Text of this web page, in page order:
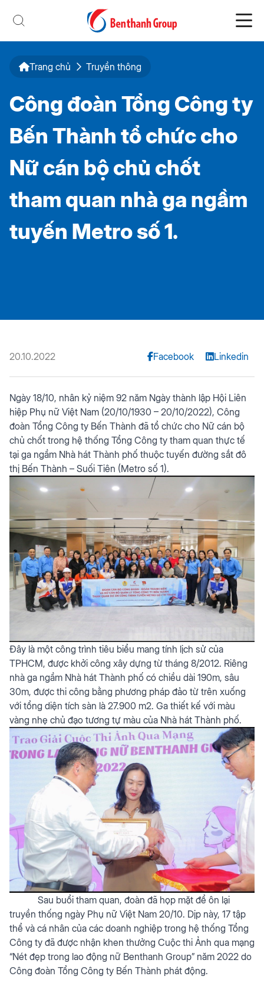
Trang chủ Truyền thông
Công đoàn Tổng Công ty
Bến Thành tổ chức cho
Nữ cán bộ chủ chốt
tham quan nhà ga ngầm
tuyến Metro số 1.
20.10.2022 Facebook Linkedin
Ngày 18/10, nhân kỷ niệm 92 năm Ngày thành lập Hội Liên
hiệp Phụ nữ Việt Nam (20/10/1930 – 20/10/2022), Công
đoàn Tổng Công ty Bến Thành đã tổ chức cho Nữ cán bộ
chủ chốt trong hệ thống Tổng Công ty tham quan thực tế
tại ga ngầm Nhà hát Thành phố thuộc tuyến đường sắt đô
thị Bến Thành – Suối Tiên (Metro số 1).
Đây là một công trình tiêu biểu mang tính lịch sử của
TPHCM, được khởi công xây dựng từ tháng 8/2012. Riêng
nhà ga ngầm Nhà hát Thành phố có chiều dài 190m, sâu
30m, được thi công bằng phương pháp đảo từ trên xuống
với tổng diện tích sàn là 27.900 m2. Ga thiết kế với màu
vàng nhẹ chủ đạo tương tự màu của Nhà hát Thành phố.
Sau buổi tham quan, đoàn đã họp mặt để ôn lại
truyền thống ngày Phụ nữ Việt Nam 20/10. Dịp này, 17 tập
thể và cá nhân của các doanh nghiệp trong hệ thống Tổng
Công ty đã được nhận khen thưởng Cuộc thi Ảnh qua mạng
“Nét đẹp trong lao động nữ Benthanh Group” năm 2022 do
Công đoàn Tổng Công ty Bến Thành phát động.